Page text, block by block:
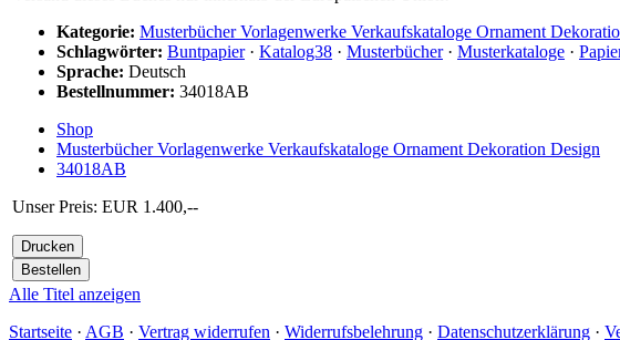
Kategorie: Musterbücher Vorlagenwerke Verkaufskataloge Ornament
Schlagwörter: Buntpapier· Katalog38 · Musterbücher· Musterkataloge ·
Sprache: Deutsch
Bestellnummer: 34018AB
Shop
Musterbücher Vorlagenwerke Verkaufskataloge Ornament Dekoration Design
34018AB
Unser Preis: EUR 1.400,--
Alle Titel anzeigen
Startseite · AGB · Vertrag widerrufen · Widerrufsbelehrung · Datenschutzerklärung ·